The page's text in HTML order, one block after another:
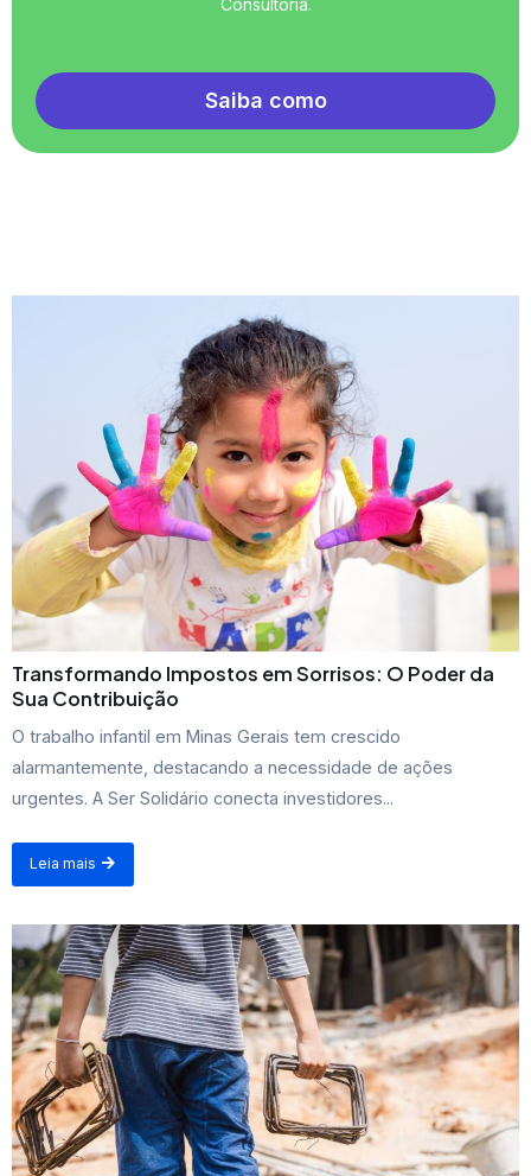
Saiba como
Transformando Impostos em Sorrisos: O Poder da
Sua Contribuição
O trabalho infantil em Minas Gerais tem crescido
alarmantemente, destacando a necessidade de ações
urgentes. A Ser Solidário conecta investidores...
Leia mais